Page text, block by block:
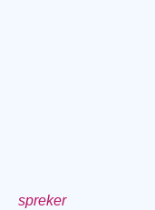
spreker